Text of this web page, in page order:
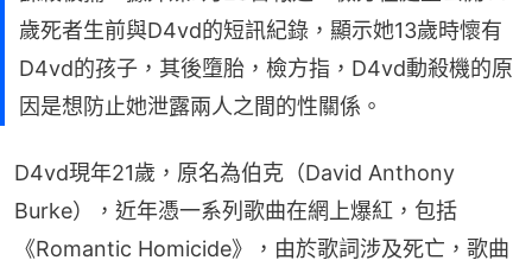
歲死者生前與D4vd的短訊紀錄，顯示她13歲時懷有
D4vd的孩子，其後墮胎，檢方指，D4vd動殺機的原
因是想防止她泄露兩人之間的性關係。
D4vd現年21歲，原名為伯克（David Anthony
Burke），近年憑一系列歌曲在網上爆紅，包括
《Romantic Homicide》，由於歌詞涉及死亡，歌曲